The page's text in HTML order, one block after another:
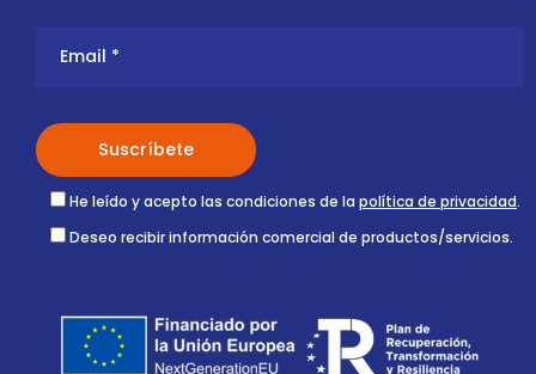
He leído y acepto las condiciones de la política de privacidad.
Deseo recibir información comercial de productos/servicios.